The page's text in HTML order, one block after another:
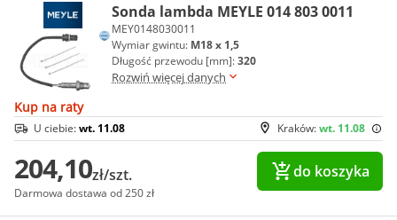
Sonda lambda MEYLE 014 803 0011
MEY0148030011
Wymiar gwintu: M18 x 1,5
Długość przewodu [mm]:320
Rozwiń więcej danych
Kup na raty
Kraków:wt. 11.08
U ciebie:wt. 11.08
204,10zł/szt.
Darmowa dostawa od 250 zł
do koszyka